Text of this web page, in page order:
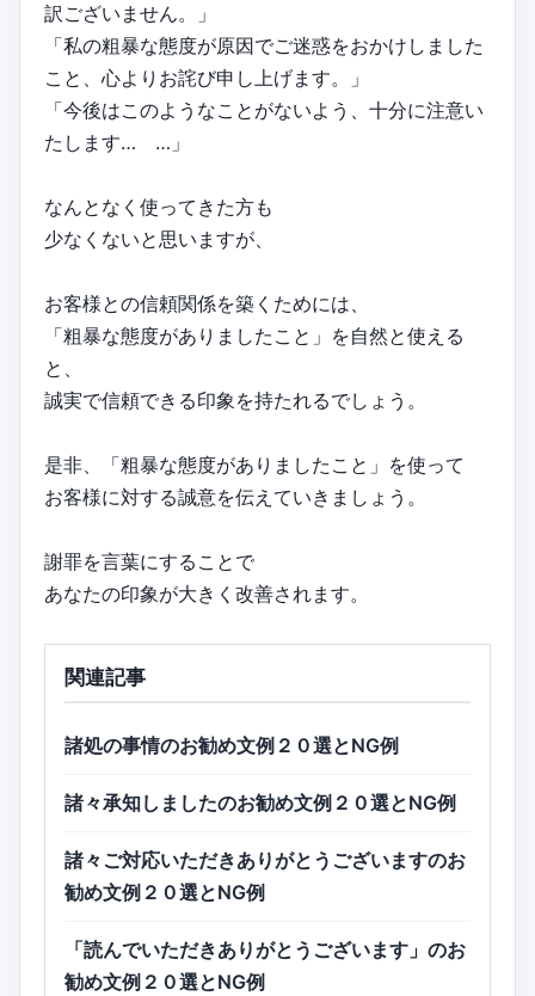
訳ございません。」
「私の粗暴な態度が原因でご迷惑をおかけしました
こと、心よりお詫び申し上げます。」
「今後はこのようなことがないよう、十分に注意い
たします… …」
なんとなく使ってきた方も
少なくないと思いますが、
お客様との信頼関係を築くためには、
「粗暴な態度がありましたこと」を自然と使える
と、
誠実で信頼できる印象を持たれるでしょう。
是非、「粗暴な態度がありましたこと」を使って
お客様に対する誠意を伝えていきましょう。
謝罪を言葉にすることで
あなたの印象が大きく改善されます。
関連記事
諸処の事情のお勧め文例２０選とNG例
諸々承知しましたのお勧め文例２０選とNG例
諸々ご対応いただきありがとうございますのお
勧め文例２０選とNG例
「読んでいただきありがとうございます」のお
勧め文例２０選とNG例